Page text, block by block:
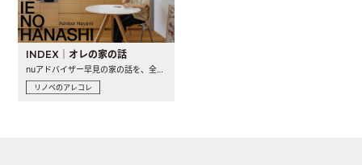
INDEX｜オレの家の話
nuアドバイザー早見の家の話を、全4話でお届け。リノベーションを..
リノベのアレコレ